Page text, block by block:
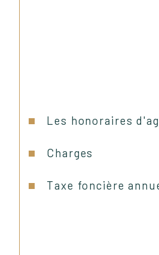
Les honoraires
Charges
Taxe foncière